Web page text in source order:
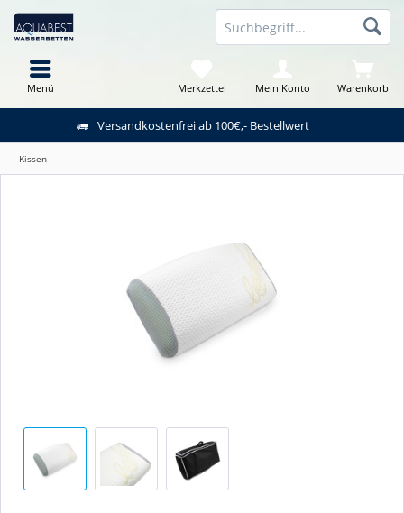
Versandkostenfrei ab 100€,- Bestellwert
Warenkorb
Merkzettel Mein Konto
Menü
Kissen